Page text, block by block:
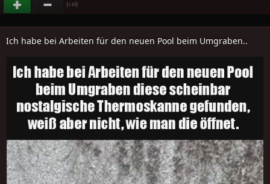
(+14)
Ich habe bei Arbeiten für den neuen Pool beim Umgraben..